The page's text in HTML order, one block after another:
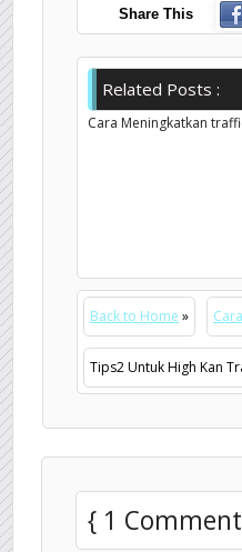
Share This
Related Posts :
Cara Meningkatkan
Back to Home »
Tips2 Untuk High Kan
{ 1